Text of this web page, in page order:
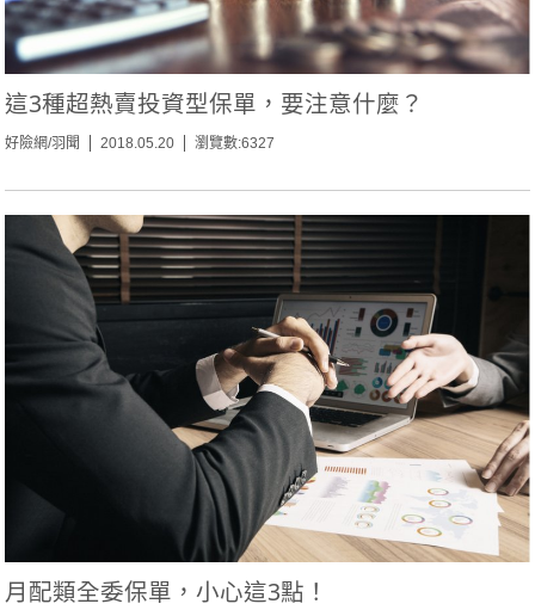
這3種超熱賣投資型保單，要注意什麼？
好險網/羽聞 2018.05.20 瀏覽數:6327
月配類全委保單，小心這3點！